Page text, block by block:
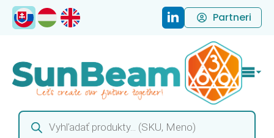
Partneri
Products
search